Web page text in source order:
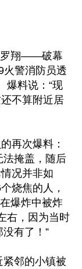
罗翔——破幕
火警消防员透
爆料说：“现
不算附近居
再次爆料：
法掩盖，随后
况并非如
烧焦的人，
爆炸中被炸
右，因为当时
有了！”
紧邻的小镇被